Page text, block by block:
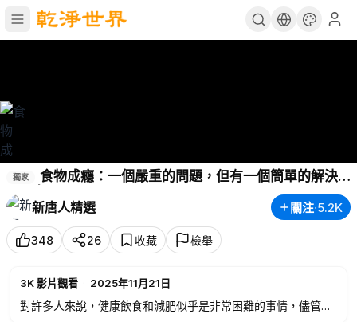
獨家
食物成癮：一個嚴重的問題，但有一個簡單的解決
方案 | 吃得更好 Eat Better
新唐人精選
關注·5.2K
348 26 收藏 檢舉
3K影片觀看 · 2025年11月21日
對許多人來說，健康飲食和減肥似乎是非常困難的事情，儘管他